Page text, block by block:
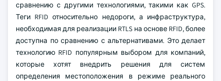
сравнению с другими технологиями, такими как GPS.
Теги RFID относительно недороги, а инфраструктура,
необходимая для реализации RTLS на основе RFID, более
доступна по сравнению с альтернативами. Это делает
технологию RFID популярным выбором для компаний,
которые хотят внедрить решения для систем
определения местоположения в режиме реального